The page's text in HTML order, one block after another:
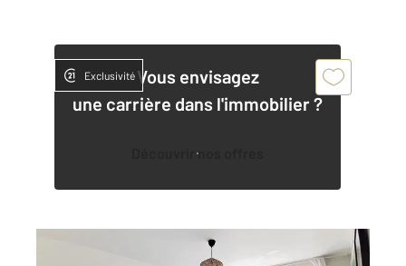
Vous envisagez
une carrière dans l'immobilier ?
Découvrir nos offres
Exclusivité